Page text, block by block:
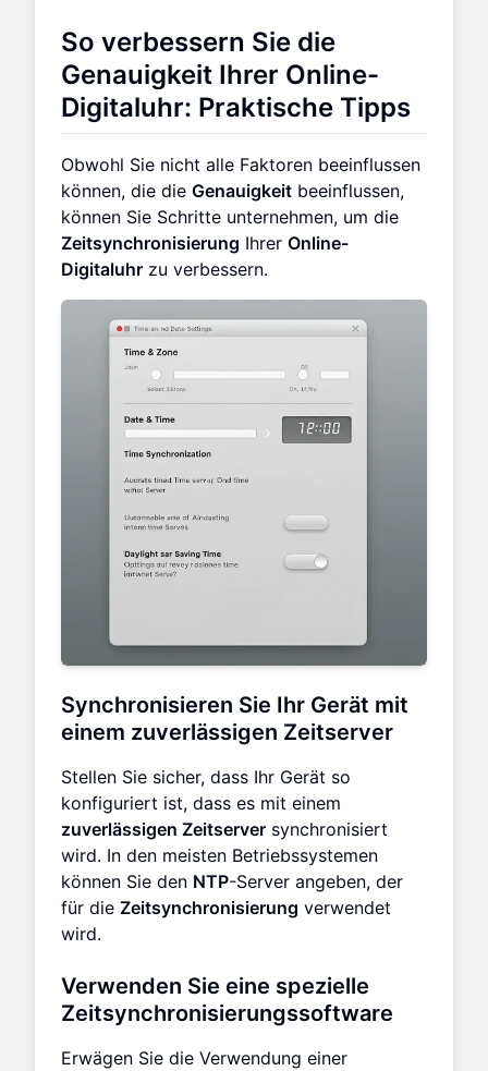
So verbessern Sie die
Genauigkeit Ihrer Online-
Digitaluhr: Praktische Tipps
Obwohl Sie nicht alle Faktoren beeinflussen
können, die die Genauigkeit beeinflussen,
können Sie Schritte unternehmen, um die
Zeitsynchronisierung Ihrer Online-
Digitaluhr zu verbessern.
Synchronisieren Sie Ihr Gerät mit
einem zuverlässigen Zeitserver
Stellen Sie sicher, dass Ihr Gerät so
konfiguriert ist, dass es mit einem
zuverlässigen Zeitserver synchronisiert
wird. In den meisten Betriebssystemen
können Sie den NTP-Server angeben, der
für die Zeitsynchronisierung verwendet
wird.
Verwenden Sie eine spezielle
Zeitsynchronisierungssoftware
Erwägen Sie die Verwendung einer